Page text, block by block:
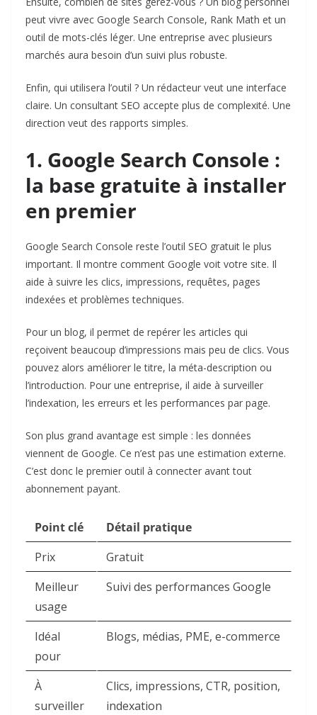
peut vivre avec Google Search Console, Rank Math et un
outil de mots-clés léger. Une entreprise avec plusieurs
marchés aura besoin d’un suivi plus robuste.
Enfin, qui utilisera l’outil ? Un rédacteur veut une interface
claire. Un consultant SEO accepte plus de complexité. Une
direction veut des rapports simples.
1. Google Search Console :
la base gratuite à installer
en premier
Google Search Console reste l’outil SEO gratuit le plus
important. Il montre comment Google voit votre site. Il
aide à suivre les clics, impressions, requêtes, pages
indexées et problèmes techniques.
Pour un blog, il permet de repérer les articles qui
reçoivent beaucoup d’impressions mais peu de clics. Vous
pouvez alors améliorer le titre, la méta-description ou
l’introduction. Pour une entreprise, il aide à surveiller
l’indexation, les erreurs et les performances par page.
Son plus grand avantage est simple : les données
viennent de Google. Ce n’est pas une estimation externe.
C’est donc le premier outil à connecter avant tout
abonnement payant.
Point clé
Détail pratique
Prix
Gratuit
Meilleur
usage
Suivi des performances Google
Idéal
pour
Blogs, médias, PME, e-commerce
À
surveiller
Clics, impressions, CTR, position,
indexation